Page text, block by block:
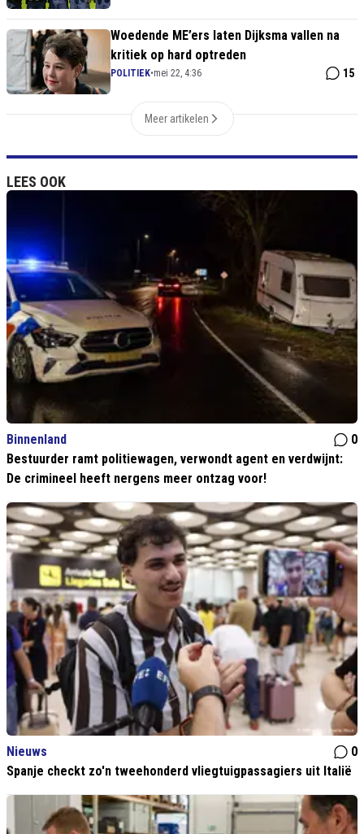
Woedende ME’ers laten Dijksma vallen na
kritiek op hard optreden
POLITIEK•mei 22, 4:36 15
Meer artikelen
LEES OOK
Binnenland
0
Bestuurder ramt politiewagen, verwondt agent en verdwijnt:
De crimineel heeft nergens meer ontzag voor!
Nieuws
0
Spanje checkt zo'n tweehonderd vliegtuigpassagiers uit Italië